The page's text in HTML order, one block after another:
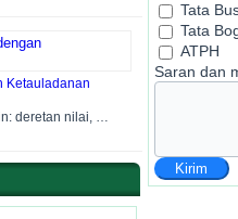
Ketauladanan
deretan nilai, …
Tata
Tata
ATPH
Saran dan
Kirim